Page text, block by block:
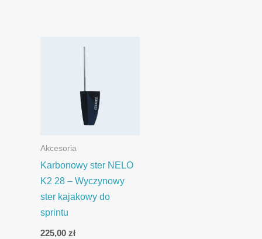
Akcesoria
Karbonowy ster NELO
K2 28 – Wyczynowy
ster kajakowy do
sprintu
225,00zł